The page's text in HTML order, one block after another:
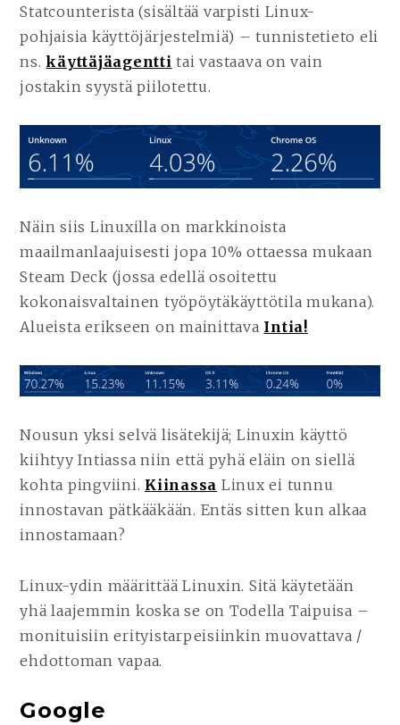
Statcounterista (sisältää varpisti Linux-
pohjaisia käyttöjärjestelmiä) – tunnistetieto eli
ns.käyttäjäagentti tai vastaava on vain
jostakin syystä piilotettu.
Näin siis Linuxilla on markkinoista
maailmanlaajuisesti jopa 10% ottaessa mukaan
Steam Deck (jossa edellä osoitettu
kokonaisvaltainen työpöytäkäyttötila mukana).
Alueista erikseen on mainittava Intia!
Nousun yksi selvä lisätekijä; Linuxin käyttö
kiihtyy Intiassa niin että pyhä eläin on siellä
kohta pingviini. Kiinassa Linux ei tunnu
innostavan pätkääkään. Entäs sitten kun alkaa
innostamaan?
Linux-ydin määrittää Linuxin. Sitä käytetään
yhä laajemmin koska se on Todella Taipuisa –
monituisiin erityistarpeisiinkin muovattava /
ehdottoman vapaa.
Google